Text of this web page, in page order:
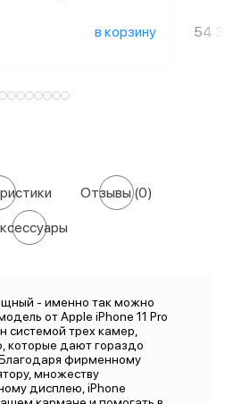
в корзину 54
Отзывы(0)
- именно так можно
от Apple iPhone 11 Pro
трех камер,
которые дают гораздо
фирменному
множеству
дисплею, iPhone